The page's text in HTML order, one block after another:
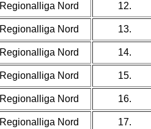
Regionalliga Nord 12.
Regionalliga Nord 13.
Regionalliga Nord 14.
Regionalliga Nord 15.
Regionalliga Nord 16.
Regionalliga Nord 17.